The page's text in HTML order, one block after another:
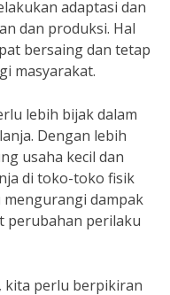
adaptasi dan
dan produksi. Hal
bersaing dan tetap
masyarakat.
lebih bijak dalam
Dengan lebih
usaha kecil dan
di toko-toko fisik
dampak
perubahan perilaku
kita perlu berpikiran